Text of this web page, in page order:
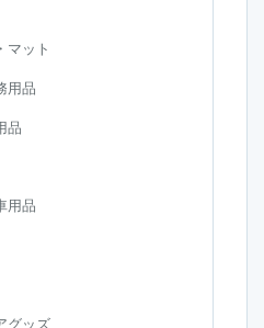
マット
用品
品
用品
グッズ